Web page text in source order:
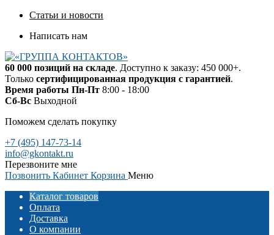
Статьи и новости
Написать нам
60 000 позиций на складе. Доступно к заказу: 450 000+.
Только сертифицированная продукция с гарантией.
Время работы Пн-Пт 8:00 - 18:00
Сб-Вс Выходной
Поможем сделать покупку
+7 (495) 147-73-14
info@gkontakt.ru
Перезвоните мне
Позвонить Кабинет Корзина Меню
Каталог товаров
Оплата
Доставка
О компании